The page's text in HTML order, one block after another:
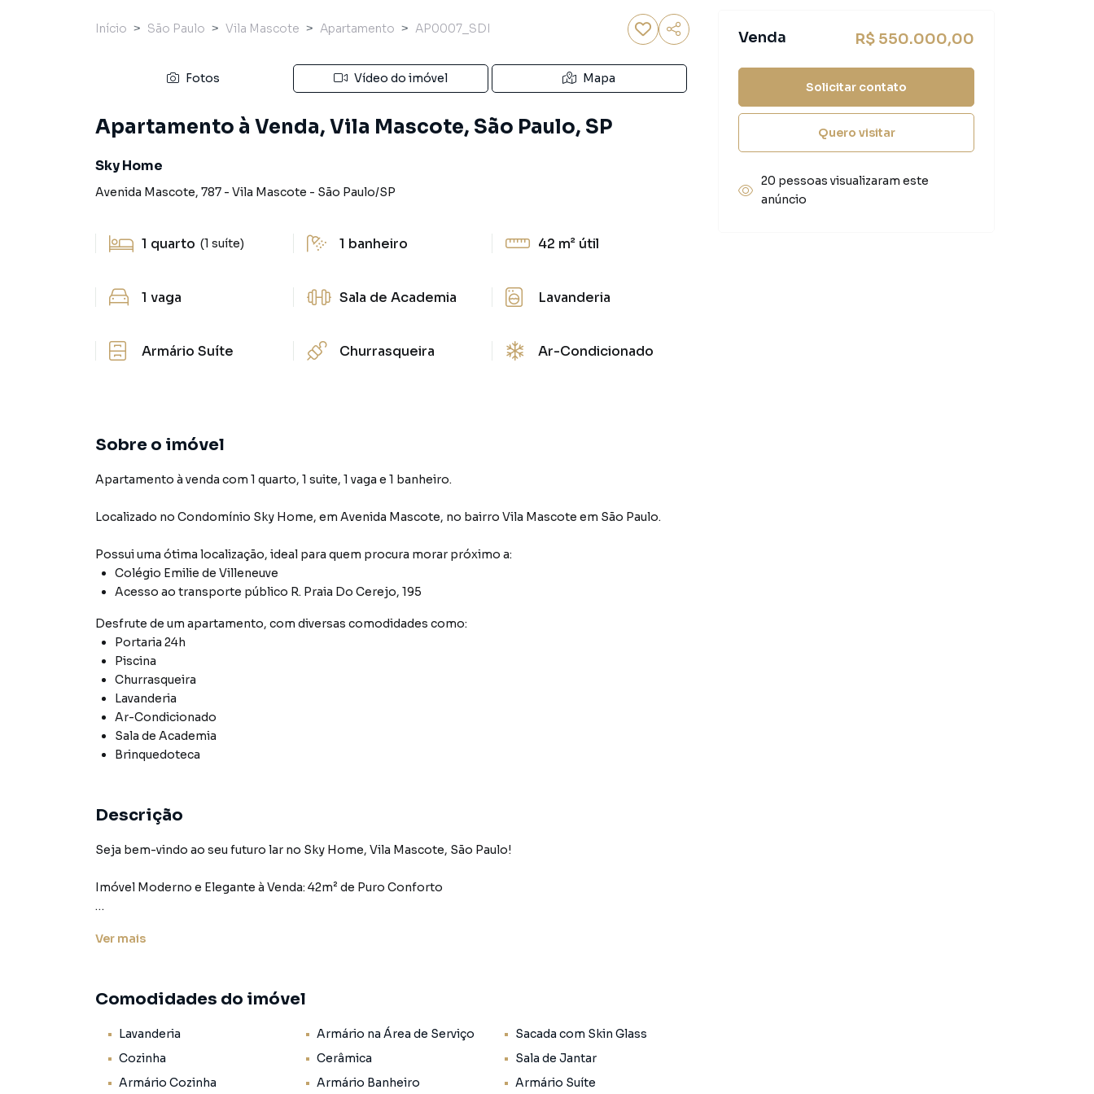
Início São Paulo Vila Mascote Apartamento AP0007_SDI
Fotos Vídeo do imóvel Mapa
Apartamento à Venda, Vila Mascote, São Paulo, SP
Sky Home
Avenida Mascote, 787 - Vila Mascote - São Paulo/SP
1 quarto (1 suíte) 1 banheiro 42 m² útil
1 vaga Sala de Academia Lavanderia
Armário Suíte Churrasqueira Ar-Condicionado
Sobre o imóvel
Apartamento à venda com 1 quarto, 1 suite, 1 vaga e 1 banheiro.
Localizado no Condomínio Sky Home, em Avenida Mascote, no bairro Vila Mascote em São Paulo.
Possui uma ótima localização, ideal para quem procura morar próximo a:
Colégio Emilie de Villeneuve
Acesso ao transporte público R. Praia Do Cerejo, 195
Desfrute de um apartamento, com diversas comodidades como:
Portaria 24h
Piscina
Churrasqueira
Lavanderia
Ar-Condicionado
Sala de Academia
Brinquedoteca
Descrição
Seja bem-vindo ao seu futuro lar no Sky Home, Vila Mascote, São Paulo!
Imóvel Moderno e Elegante à Venda: 42m² de Puro Conforto
de espaço bem projetado, este imóvel é um oásis de conforto e funcionalidade.
- 1 Suíte: Desfrute da privacidade da sua própria suíte, projetada para proporcionar tranquilidade e
- 1 Banheiro: Além da suíte, você encontrará um banheiro cuidadosamente planejado, equipado com
amenidades modernas.
Ver mais
Comodidades do imóvel
Lavanderia Armário na Área de Serviço
Sacada com Skin Glass
Cozinha
Cerâmica
Sala de Jantar
Armário Cozinha
Armário Banheiro
Armário Suíte
Venda R$ 550.000,00
Solicitar contato
Quero visitar
20 pessoas visualizaram este
anúncio